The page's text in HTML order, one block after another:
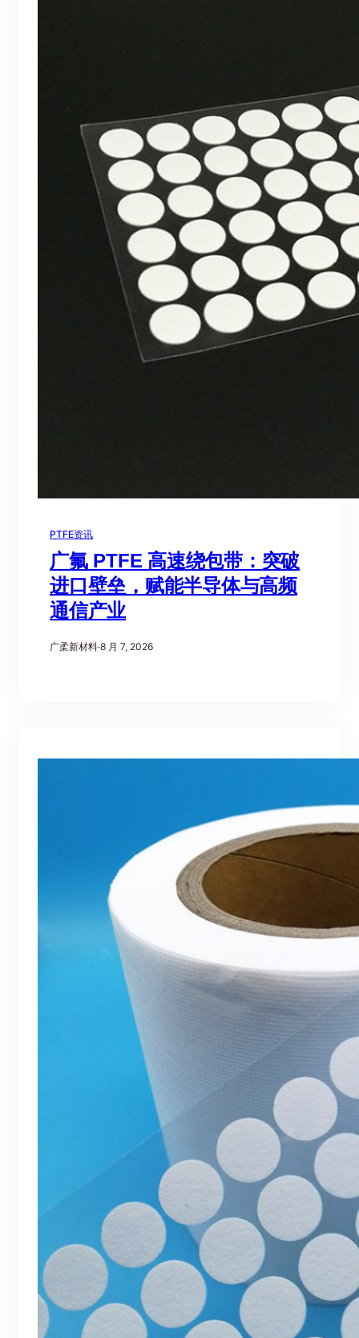
PTFE资讯
广氟 PTFE 高速绕包带：突破
进口壁垒，赋能半导体与高频
通信产业
广柔新材料·8 月 7, 2026